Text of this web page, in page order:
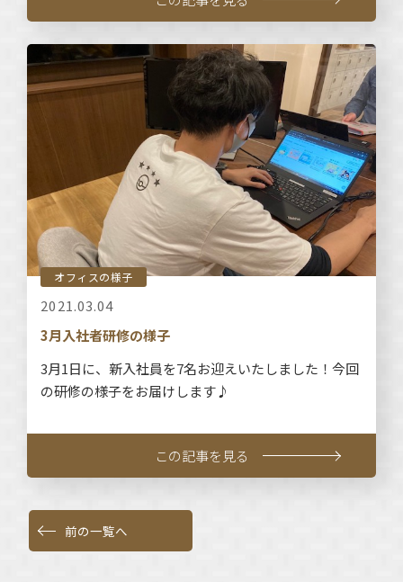
オフィスの様子
2021.03.04
3月入社者研修の様子
3月1日に、新入社員を7名お迎えいたしました！今回
の研修の様子をお届けします♪
この記事を見る
前の一覧へ